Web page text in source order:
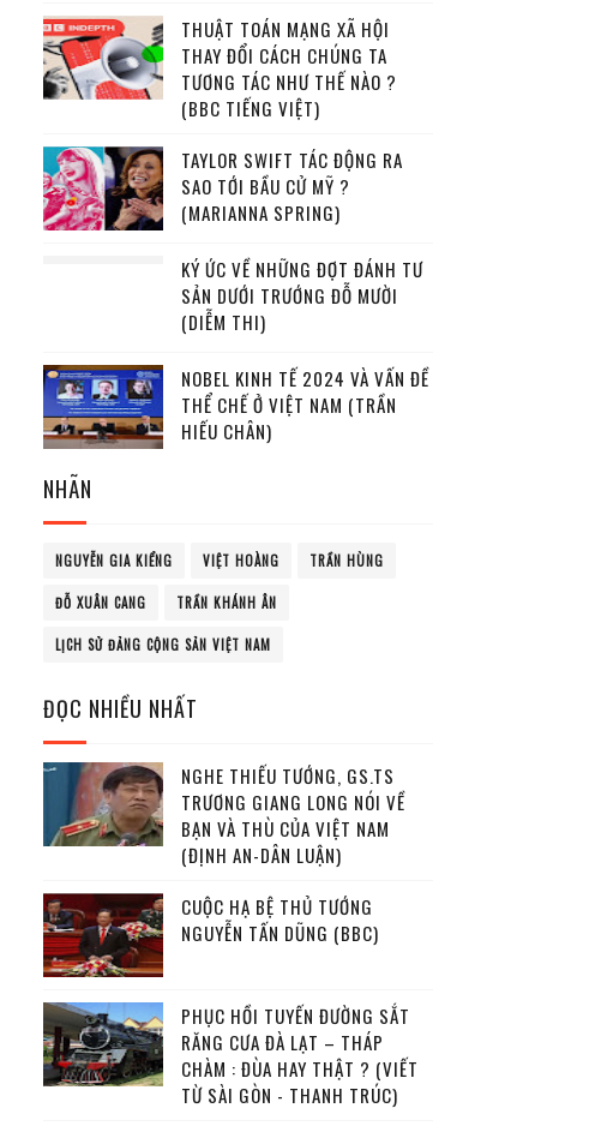
THUẬT TOÁN MẠNG XÃ HỘI
THAY ĐỔI CÁCH CHÚNG TA
TƯƠNG TÁC NHƯ THẾ NÀO ?
(BBC TIẾNG VIỆT)
TAYLOR SWIFT TÁC ĐỘNG RA
SAO TỚI BẦU CỬ MỸ ?
(MARIANNA SPRING)
KÝ ỨC VỀ NHỮNG ĐỢT ĐÁNH TƯ
SẢN DƯỚI TRƯỚNG ĐỖ MƯỜI
(DIỄM THI)
NOBEL KINH TẾ 2024 VÀ VẤN ĐỀ
THỂ CHẾ Ở VIỆT NAM (TRẦN
HIẾU CHÂN)
NHÃN
NGUYỄN GIA KIỂNG VIỆT HOÀNG TRẦN HÙNG
ĐỖ XUÂN CANG TRẦN KHÁNH ÂN
LỊCH SỬ ĐẢNG CỘNG SẢN VIỆT NAM
ĐỌC NHIỀU NHẤT
NGHE THIẾU TƯỚNG, GS.TS
TRƯƠNG GIANG LONG NÓI VỀ
BẠN VÀ THÙ CỦA VIỆT NAM
(ĐỊNH AN-DÂN LUẬN)
CUỘC HẠ BỆ THỦ TƯỚNG
NGUYỄN TẤN DŨNG (BBC)
PHỤC HỒI TUYẾN ĐƯỜNG SẮT
RĂNG CƯA ĐÀ LẠT – THÁP
CHÀM : ĐÙA HAY THẬT ? (VIẾT
TỪ SÀI GÒN - THANH TRÚC)